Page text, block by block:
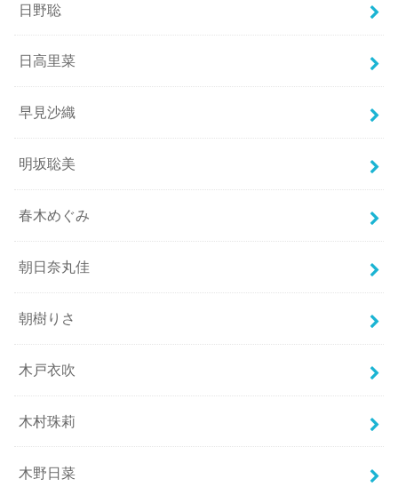
日野聡
日高里菜
早見沙織
明坂聡美
春木めぐみ
朝日奈丸佳
朝樹りさ
木戸衣吹
木村珠莉
木野日菜